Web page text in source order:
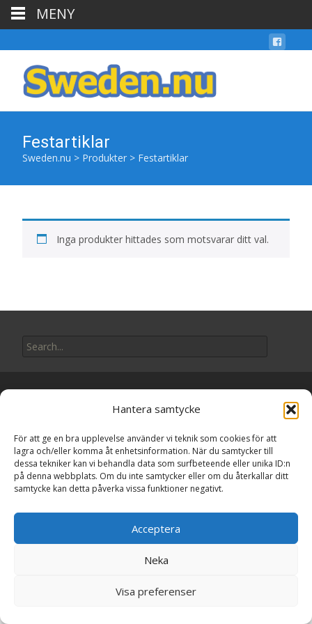
Hantera samtycke
För att ge en bra upplevelse använder vi teknik som cookies för att
lagra och/eller komma åt enhetsinformation. När du samtycker till
dessa tekniker kan vi behandla data som surfbeteende eller unika ID:n
på denna webbplats. Om du inte samtycker eller om du återkallar ditt
samtycke kan detta påverka vissa funktioner negativt.
Acceptera
Neka
Visa preferenser
Festartiklar
Sweden.nu > Produkter > Festartiklar
Inga produkter hittades som motsvarar ditt val.
for:
Powered by WordPress , Theme i-craftby TemplatesNext.
MENY